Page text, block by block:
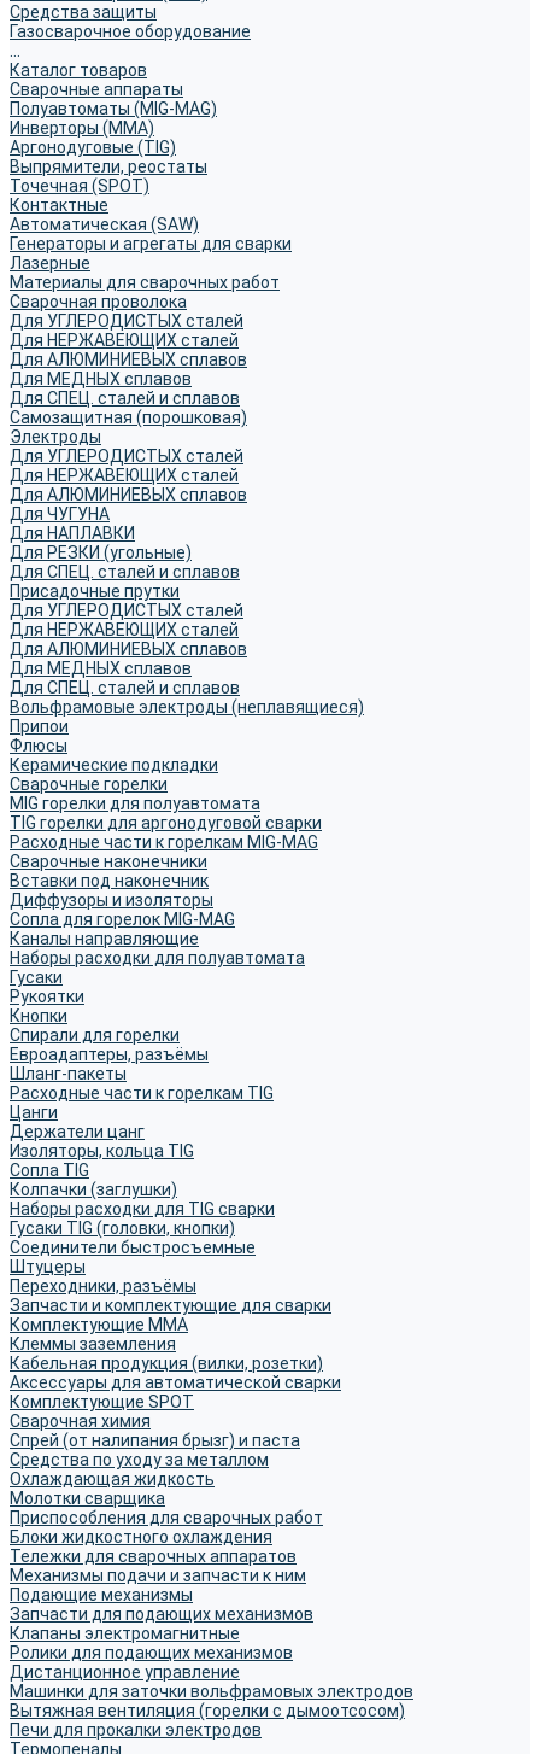
Средства защиты
Газосварочное оборудование
Каталог товаров
Сварочные аппараты
Полуавтоматы (MIG-MAG)
Инверторы (MMA)
Аргонодуговые (TIG)
Выпрямители, реостаты
Точечная (SPOT)
Контактные
Автоматическая (SAW)
Генераторы и агрегаты для сварки
Лазерные
Материалы для сварочных работ
Сварочная проволока
Для УГЛЕРОДИСТЫХ сталей
Для НЕРЖАВЕЮЩИХ сталей
Для АЛЮМИНИЕВЫХ сплавов
Для МЕДНЫХ сплавов
Для СПЕЦ. сталей и сплавов
Самозащитная (порошковая)
Электроды
Для УГЛЕРОДИСТЫХ сталей
Для НЕРЖАВЕЮЩИХ сталей
Для АЛЮМИНИЕВЫХ сплавов
Для ЧУГУНА
Для НАПЛАВКИ
Для РЕЗКИ (угольные)
Для СПЕЦ. сталей и сплавов
Присадочные прутки
Для УГЛЕРОДИСТЫХ сталей
Для НЕРЖАВЕЮЩИХ сталей
Для АЛЮМИНИЕВЫХ сплавов
Для МЕДНЫХ сплавов
Для СПЕЦ. сталей и сплавов
Вольфрамовые электроды (неплавящиеся)
Припои
Флюсы
Керамические подкладки
Сварочные горелки
MIG горелки для полуавтомата
TIG горелки для аргонодуговой сварки
Расходные части к горелкам MIG-MAG
Сварочные наконечники
Вставки под наконечник
Диффузоры и изоляторы
Сопла для горелок MIG-MAG
Каналы направляющие
Наборы расходки для полуавтомата
Гусаки
Рукоятки
Кнопки
Спирали для горелки
Евроадаптеры, разъёмы
Шланг-пакеты
Расходные части к горелкам TIG
Цанги
Держатели цанг
Изоляторы, кольца TIG
Сопла TIG
Колпачки (заглушки)
Наборы расходки для TIG сварки
Гусаки TIG (головки, кнопки)
Соединители быстросъемные
Штуцеры
Переходники, разъёмы
Запчасти и комплектующие для сварки
Комплектующие ММА
Клеммы заземления
Кабельная продукция (вилки, розетки)
Аксессуары для автоматической сварки
Комплектующие SPOT
Сварочная химия
Спрей (от налипания брызг) и паста
Средства по уходу за металлом
Охлаждающая жидкость
Молотки сварщика
Приспособления для сварочных работ
Блоки жидкостного охлаждения
Тележки для сварочных аппаратов
Механизмы подачи и запчасти к ним
Подающие механизмы
Запчасти для подающих механизмов
Клапаны электромагнитные
Ролики для подающих механизмов
Дистанционное управление
Машинки для заточки вольфрамовых электродов
Вытяжная вентиляция (горелки с дымоотсосом)
Печи для прокалки электродов
Термопеналы